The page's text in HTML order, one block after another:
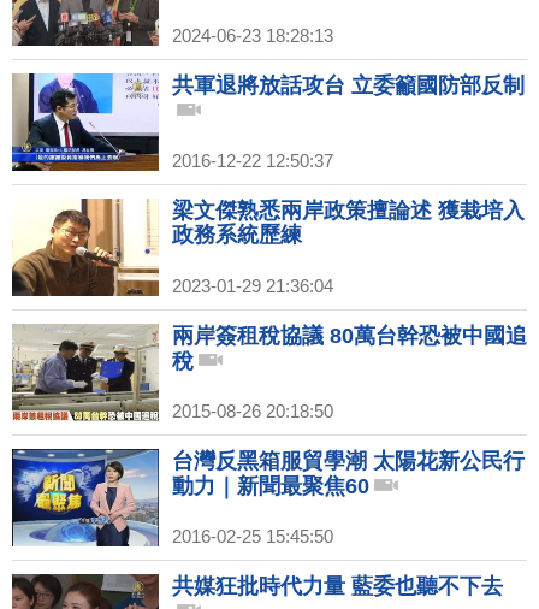
2024-06-23 18:28:13
共軍退將放話攻台 立委籲國防部反制
2016-12-22 12:50:37
梁文傑熟悉兩岸政策擅論述 獲栽培入
政務系統歷練
2023-01-29 21:36:04
兩岸簽租稅協議 80萬台幹恐被中國追
稅
2015-08-26 20:18:50
台灣反黑箱服貿學潮 太陽花新公民行
動力｜新聞最聚焦60
2016-02-25 15:45:50
共媒狂批時代力量 藍委也聽不下去